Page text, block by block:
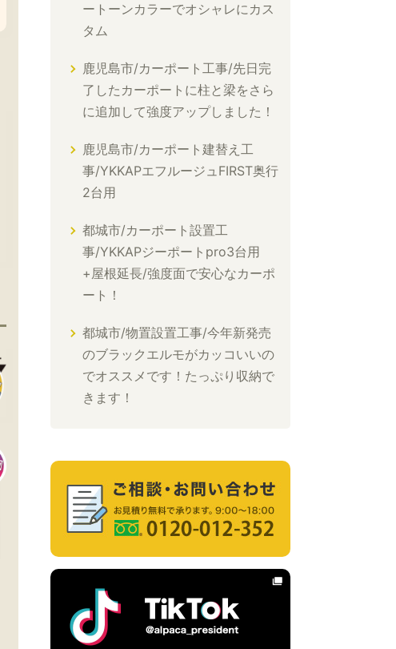
ートーンカラーでオシャレにカス
タム
鹿児島市/カーポート工事/先日完
了したカーポートに柱と梁をさら
に追加して強度アップしました！
鹿児島市/カーポート建替え工
事/YKKAPエフルージュFIRST奥行
2台用
都城市/カーポート設置工
事/YKKAPジーポートpro3台用
+屋根延長/強度面で安心なカーポ
ート！
都城市/物置設置工事/今年新発売
のブラックエルモがカッコいいの
でオススメです！たっぷり収納で
きます！